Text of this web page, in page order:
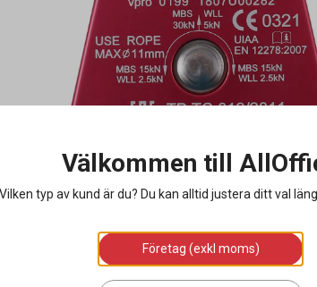
Välkommen till
Vilken typ av kund är du? Du kan alltid justera ditt val
Företag (exkl moms)